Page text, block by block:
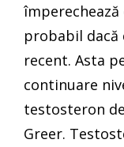
împerechează
probabil dacă
recent. Asta
continuare
testosteron
Greer.